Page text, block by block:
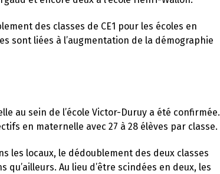
des classes de CE1 pour les écoles en
sont liées à l’augmentation de la démographie
au sein de l’école Victor-Duruy a été confirmée.
en maternelle avec 27 à 28 élèves par classe.
les locaux, le dédoublement des deux classes
qu’ailleurs. Au lieu d’être scindées en deux, les